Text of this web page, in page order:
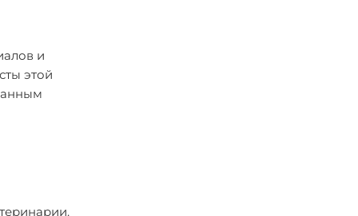
и
этой